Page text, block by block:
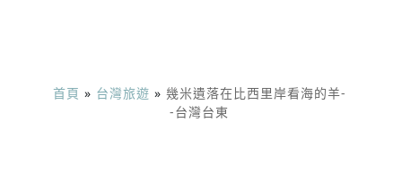
首頁 » 台灣旅遊 » 幾米遺落在比西里岸看海的羊-
-台灣台東